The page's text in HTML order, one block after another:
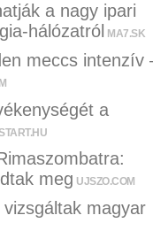
a nagy ipari
hálózatról
MA7.SK
meccs intenzív
a
meg UJSZO.COM
magyar